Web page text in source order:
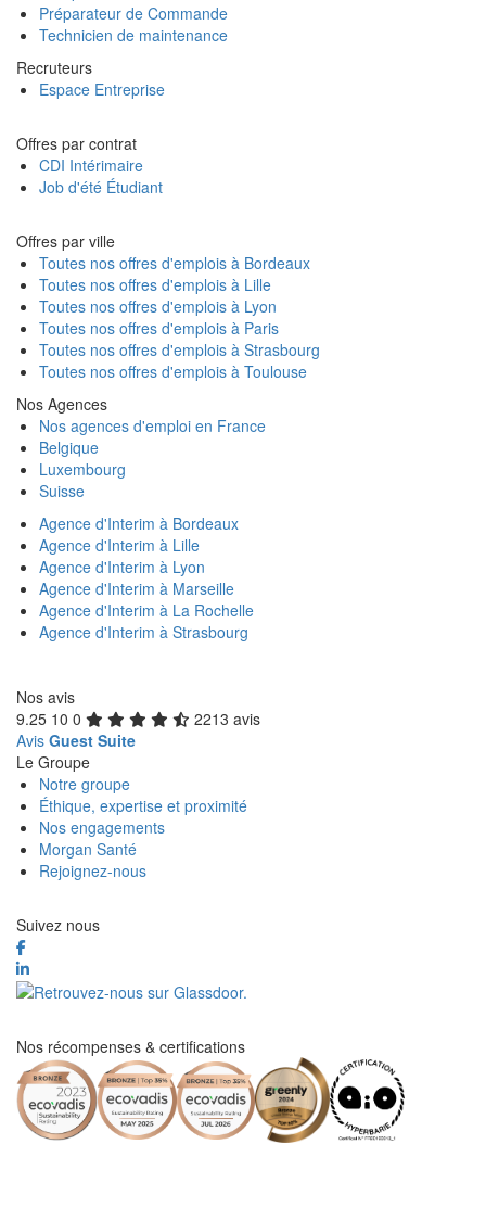
Préparateur de Commande
Technicien de maintenance
Recruteurs
Espace Entreprise
Offres par contrat
CDI Intérimaire
Job d'été Étudiant
Offres par ville
Toutes nos offres d'emplois à Bordeaux
Toutes nos offres d'emplois à Lille
Toutes nos offres d'emplois à Lyon
Toutes nos offres d'emplois à Paris
Toutes nos offres d'emplois à Strasbourg
Toutes nos offres d'emplois à Toulouse
Nos Agences
Nos agences d'emploi en France
Belgique
Luxembourg
Suisse
Agence d'Interim à Bordeaux
Agence d'Interim à Lille
Agence d'Interim à Lyon
Agence d'Interim à Marseille
Agence d'Interim à La Rochelle
Agence d'Interim à Strasbourg
Nos avis
9.25 10 0
2213 avis
Avis Guest Suite
Le Groupe
Notre groupe
Éthique, expertise et proximité
Nos engagements
Morgan Santé
Rejoignez-nous
Suivez nous
Nos récompenses & certifications